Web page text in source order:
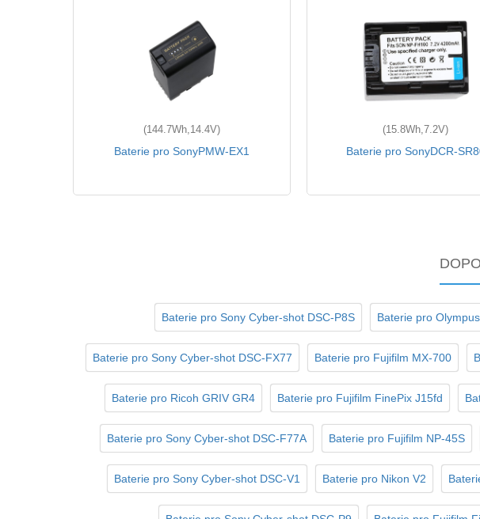
(144.7Wh,14.4V)
Baterie pro SonyPMW-EX1
(15.8Wh,7.2V)
Baterie pro SonyDCR-
Baterie pro Sony Cyber-shot DSC-P8S Baterie pro
Baterie pro Sony Cyber-shot DSC-FX77 Baterie pro Fujifilm MX-700
Baterie pro Ricoh GRIV GR4 Baterie pro Fujifilm FinePix J15fd
Baterie pro Sony Cyber-shot DSC-F77A Baterie pro Fujifilm NP-45S
Baterie pro Sony Cyber-shot DSC-V1 Baterie pro Nikon V2